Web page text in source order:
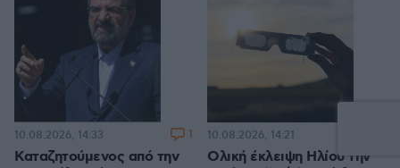
Καταζητούμενος από την
10.08.2026, 14:33 1
Ολική έκλειψη Ηλίου την
10.08.2026, 14:21